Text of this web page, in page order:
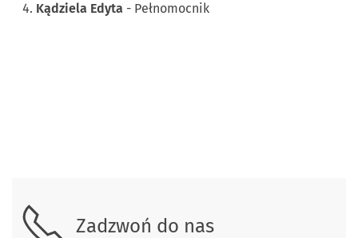
Kądziela Edyta - Pełnomocnik
Zadzwoń do nas